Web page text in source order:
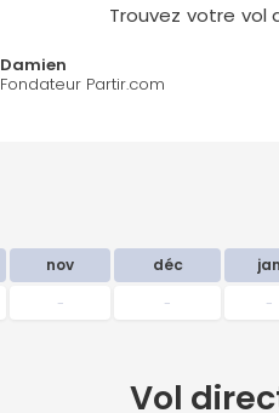
Trouvez votre vol
Damien
Fondateur Partir.com
nov déc jan
- - -
Vol